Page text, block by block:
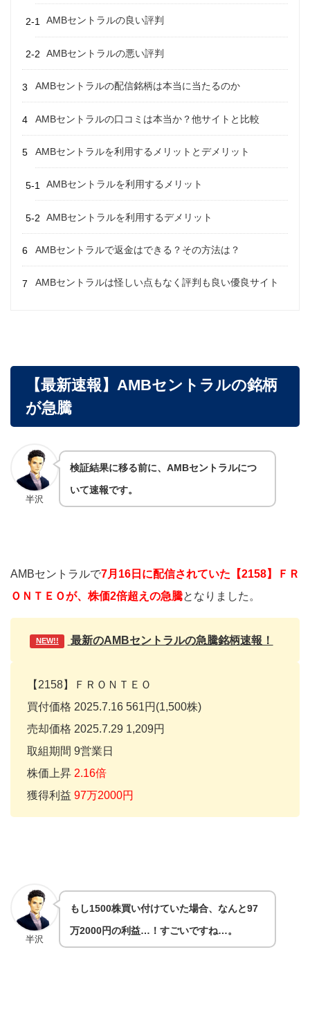
AMBセントラルの良い評判
AMBセントラルの悪い評判
AMBセントラルの配信銘柄は本当に当たるのか
AMBセントラルの口コミは本当か？他サイトと比較
AMBセントラルを利用するメリットとデメリット
AMBセントラルを利用するメリット
AMBセントラルを利用するデメリット
AMBセントラルで返金はできる？その方法は？
AMBセントラルは怪しい点もなく評判も良い優良サイト
【最新速報】AMBセントラルの銘柄
が急騰
半沢
検証結果に移る前に、AMBセントラルにつ
いて速報です。
AMBセントラルで7月16日に配信されていた【2158】ＦＲ
ＯＮＴＥＯが、株価2倍超えの急騰となりました。
NEW!! 最新のAMBセントラルの急騰銘柄速報！
【2158】ＦＲＯＮＴＥＯ
買付価格 2025.7.16 561円(1,500株)
売却価格 2025.7.29 1,209円
取組期間 9営業日
株価上昇 2.16倍
獲得利益 97万2000円
半沢
もし1500株買い付けていた場合、なんと97
万2000円の利益…！すごいですね…。